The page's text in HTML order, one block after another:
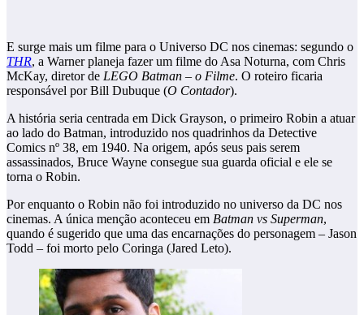
E surge mais um filme para o Universo DC nos cinemas: segundo o
THR, a Warner planeja fazer um filme do Asa Noturna, com Chris
McKay, diretor de LEGO Batman – o Filme. O roteiro ficaria
responsável por Bill Dubuque (O Contador).
A história seria centrada em Dick Grayson, o primeiro Robin a atuar
ao lado do Batman, introduzido nos quadrinhos da Detective
Comics nº 38, em 1940. Na origem, após seus pais serem
assassinados, Bruce Wayne consegue sua guarda oficial e ele se
torna o Robin.
Por enquanto o Robin não foi introduzido no universo da DC nos
cinemas. A única menção aconteceu em Batman vs Superman,
quando é sugerido que uma das encarnações do personagem – Jason
Todd – foi morto pelo Coringa (Jared Leto).